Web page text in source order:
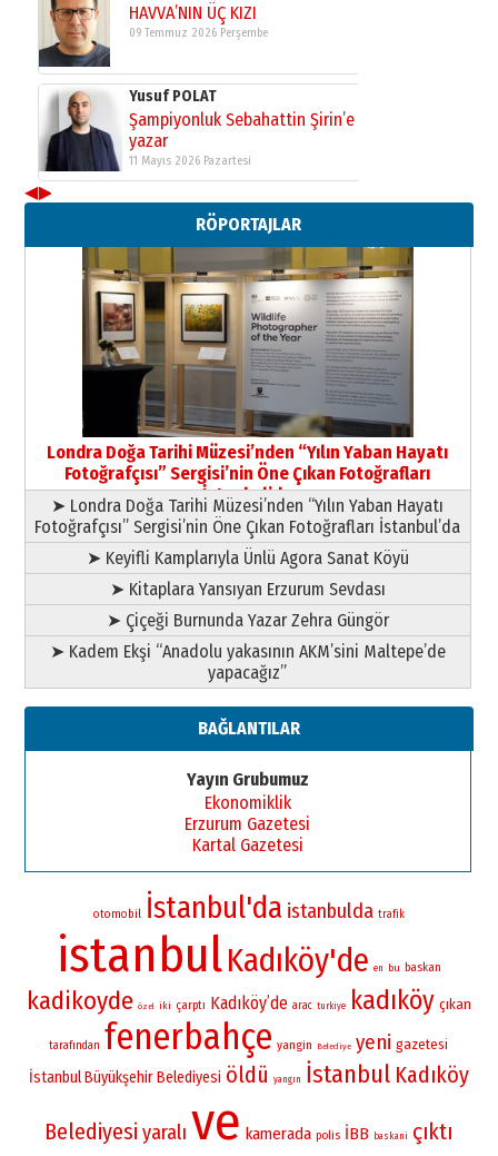
HAVVA’NIN ÜÇ KIZI
09 Temmuz 2026 Perşembe
Yusuf POLAT
Şampiyonluk Sebahattin Şirin’e
yazar
11 Mayıs 2026 Pazartesi
Neşat YALÇIN
Paranın Aile Kültüründeki Yeri
03 Ağustos 2026 Pazartesi
Yıldırım Gündoğdu
HAVVA’NIN ÜÇ KIZI
09 Temmuz 2026 Perşembe
Yusuf POLAT
Şampiyonluk Sebahattin Şirin’e
yazar
11 Mayıs 2026 Pazartesi
◀▶
RÖPORTAJLAR
Londra Doğa Tarihi Müzesi’nden “Yılın Yaban Hayatı
Fotoğrafçısı” Sergisi’nin Öne Çıkan Fotoğrafları
İstanbul’da
➤ Londra Doğa Tarihi Müzesi’nden “Yılın Yaban Hayatı
Fotoğrafçısı” Sergisi’nin Öne Çıkan Fotoğrafları İstanbul’da
➤ Keyifli Kamplarıyla Ünlü Agora Sanat Köyü
➤ Kitaplara Yansıyan Erzurum Sevdası
➤ Çiçeği Burnunda Yazar Zehra Güngör
➤ Kadem Ekşi “Anadolu yakasının AKM’sini Maltepe’de
yapacağız”
BAĞLANTILAR
Yayın Grubumuz
Ekonomiklik
Erzurum Gazetesi
Kartal Gazetesi
otomobil İstanbul'da istanbulda trafik
istanbulKadıköy'de en bu baskan
kadikoyde özel iki çarptı Kadıköy’de arac turkiye kadıköy çıkan
tarafından fenerbahçe yangin Belediye yeni gazetesi
İstanbul Büyükşehir Belediyesi öldü yangın İstanbul Kadıköy
Belediyesi yaralı ve kamerada polis İBB baskani çıktı